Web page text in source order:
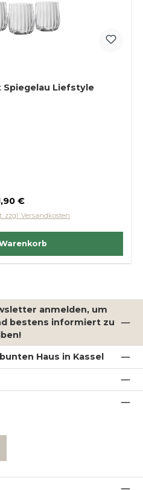
Tumpler 4er Set Spiegelau Liefstyle
Preis:
€
zzgl. Versandkosten
anmelden, um
bestens informiert zu
Haus in Kassel